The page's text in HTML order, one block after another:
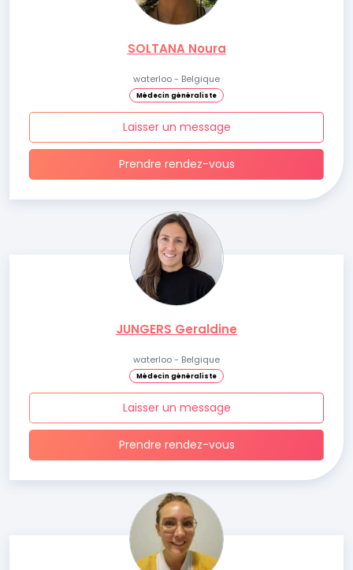
SOLTANA Noura
waterloo - Belgique
Médecin généraliste
Laisser un message
Prendre rendez-vous
JUNGERS Geraldine
waterloo - Belgique
Médecin généraliste
Laisser un message
Prendre rendez-vous